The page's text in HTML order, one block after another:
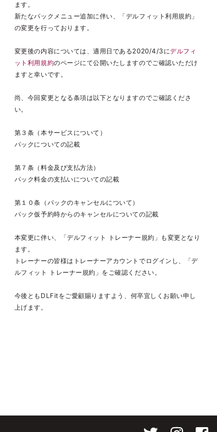
ます。
新たなパックメニュー追加に伴い、「デルフィット利用規約」
の変更を行っております。
変更後の内容については、適用日である2020/4/3にデルフィ
ット利用規約のページにて公開いたしますのでご確認いただけ
ますと幸いです。
尚、今回変更となる条項は以下となりますのでご確認くださ
い。
第３条（本サービスについて）
パックについての記載
第７条（料金及び支払方法）
パック料金の支払いについての記載
第１０条（パックのキャンセルについて）
パック仮予約時からのキャンセルについての記載
本変更に伴い、「デルフィット トレーナー規約」も変更となり
ます。
トレーナーの皆様はトレーナーアカウントでログインし、「デ
ルフィット トレーナー規約」をご確認ください。
今後ともDLFitをご愛顧賜りますよう、何卒宜しくお願い申し
上げます。